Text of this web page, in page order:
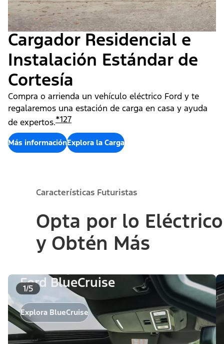
Cargador Residencial e
Instalación Estándar de
Cortesía
Compra o arrienda un vehículo eléctrico Ford y te
regalaremos una estación de carga en casa y ayuda
de expertos.*127
Más informaciónExplora la Carga
Características Futuristas
Opta por lo Eléctrico
y Obtén Más
1/5
Ford BlueCruise
Explora BlueCruise